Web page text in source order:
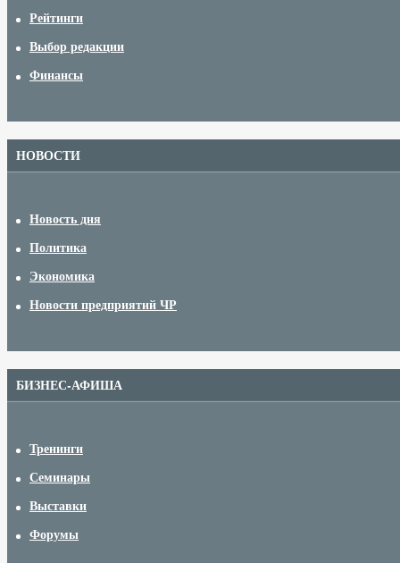
Рейтинги
Выбор редакции
Финансы
НОВОСТИ
Новость дня
Политика
Экономика
Новости предприятий ЧР
БИЗНЕС-АФИША
Тренинги
Семинары
Выставки
Форумы